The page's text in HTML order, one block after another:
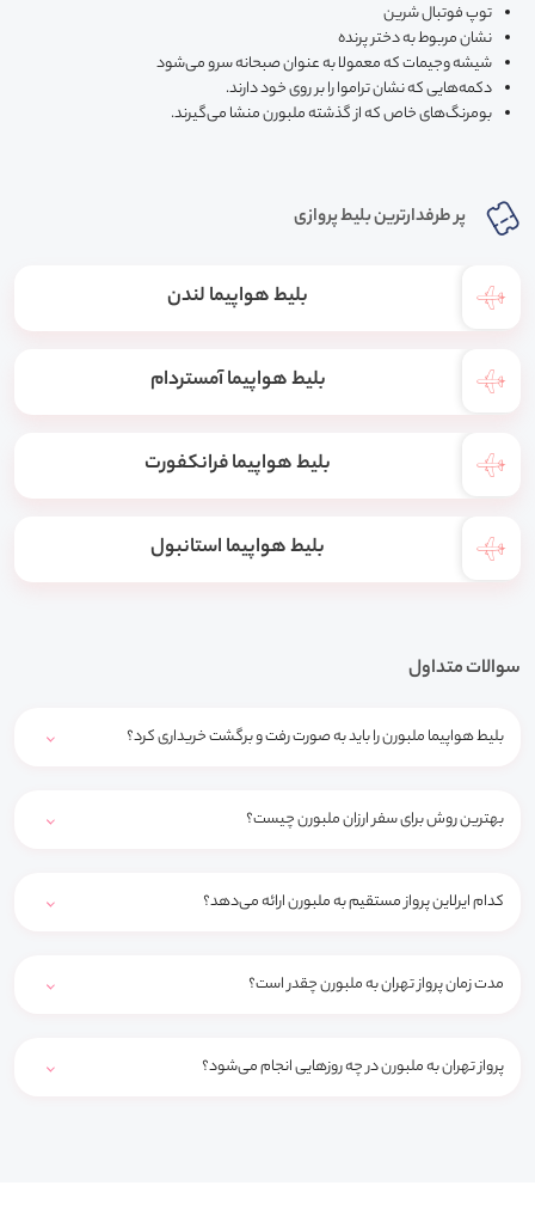
توپ فوتبال شرین
نشان مربوط به دختر پرنده
شیشه وجیمات که معمولا به عنوان صبحانه سرو می‌شود
دکمه‌هایی که نشان تراموا را بر روی خود دارند.
بومرنگ‌های خاص که از گذشته ملبورن منشا می‌گیرند.
پر طرفدارترین بلیط پروازی
بلیط هواپیما لندن
بلیط هواپیما آمستردام
بلیط هواپیما فرانکفورت
بلیط هواپیما استانبول
سوالات متداول
بلیط هواپیما ملبورن را باید به صورت رفت و برگشت خریداری کرد؟
بهترین روش برای سفر ارزان ملبورن چیست؟
کدام ایرلاین پرواز مستقیم به ملبورن ارائه می‌دهد؟
مدت زمان پرواز تهران به ملبورن چقدر است؟
پرواز تهران به ملبورن در چه روز‌هایی انجام می‌شود؟